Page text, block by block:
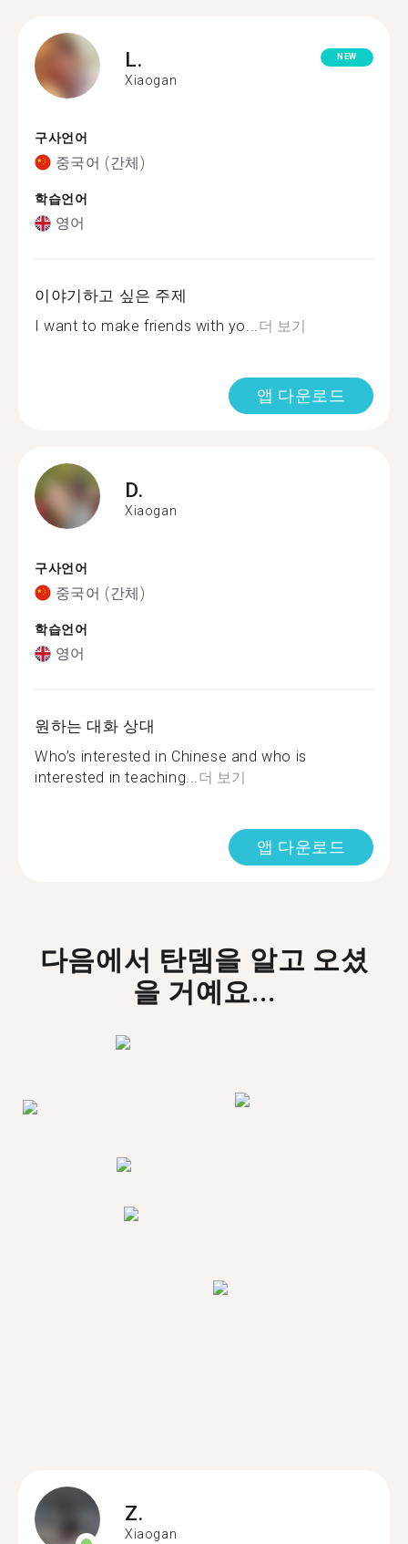
L.
Xiaogan
NEW
구사언어
중국어 (간체)
학습언어
영어
이야기하고 싶은 주제
I want to make friends with yo...더 보기
앱 다운로드
D.
Xiaogan
구사언어
중국어 (간체)
학습언어
영어
원하는 대화 상대
Who’s interested in Chinese and who is
interested in teaching...더 보기
앱 다운로드
다음에서 탄뎀을 알고 오셨
을 거예요...
Z.
Xiaogan